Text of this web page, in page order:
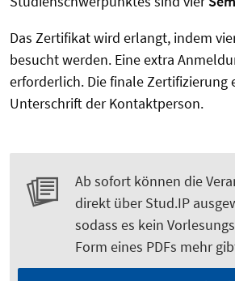
Das Zertifikat wird erlangt, indem
besucht werden. Eine extra
erforderlich. Die finale Zertifizierung
Unterschrift der Kontaktperson.
Ab sofort können die
direkt über Stud.IP
sodass es kein
Form eines PDFs mehr